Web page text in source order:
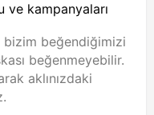
ve kampanyaları
bizim beğendiğimizi
beğenmeyebilir.
aklınızdaki